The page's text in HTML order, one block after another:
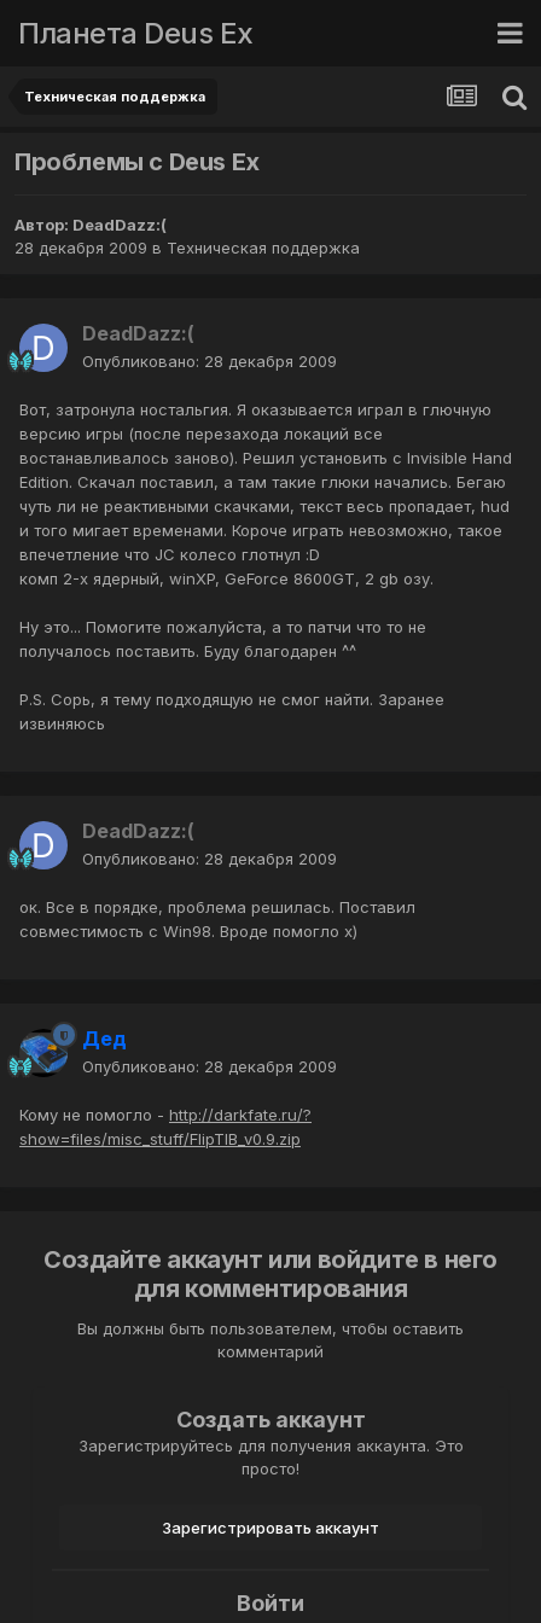
Планета Deus Ex
Техническая поддержка
Проблемы с Deus Ex
Автор: DeadDazz:(
28 декабря 2009 в Техническая поддержка
DeadDazz:(
Опубликовано: 28 декабря 2009
Вот, затронула ностальгия. Я оказывается играл в глючную
версию игры (после перезахода локаций все
востанавливалось заново). Решил установить с Invisible Hand
Edition. Скачал поставил, а там такие глюки начались. Бегаю
чуть ли не реактивными скачками, текст весь пропадает, hud
и того мигает временами. Короче играть невозможно, такое
впечетление что JC колесо глотнул :D
комп 2-х ядерный, winXP, GeForce 8600GT, 2 gb озу.
Ну это... Помогите пожалуйста, а то патчи что то не
получалось поставить. Буду благодарен ^^
P.S. Сорь, я тему подходящую не смог найти. Заранее
извиняюсь
DeadDazz:(
Опубликовано: 28 декабря 2009
ок. Все в порядке, проблема решилась. Поставил
совместимость с Win98. Вроде помогло x)
Дед
Опубликовано: 28 декабря 2009
Кому не помогло - http://darkfate.ru/?
show=files/misc_stuff/FlipTIB_v0.9.zip
Создайте аккаунт или войдите в него
для комментирования
Вы должны быть пользователем, чтобы оставить
комментарий
Создать аккаунт
Зарегистрируйтесь для получения аккаунта. Это
просто!
Зарегистрировать аккаунт
Войти